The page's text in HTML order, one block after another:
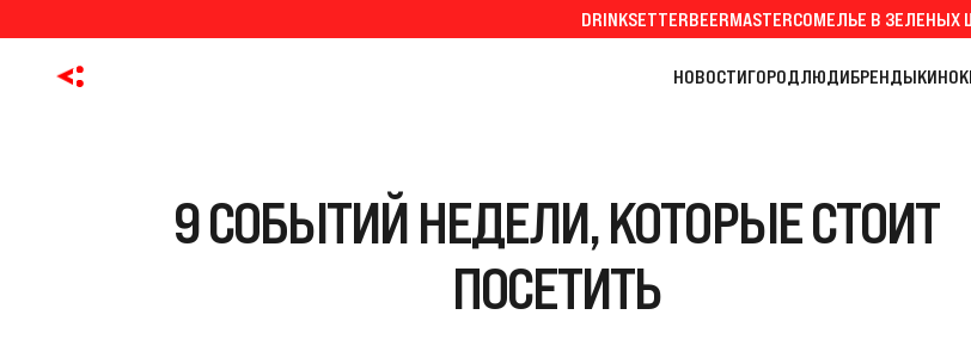
DRINKSETTERBEERMASTERСОМЕЛЬЕ В ЗЕЛЕНЫХ
НОВОСТИГОРОДЛЮДИБРЕНДЫКИНО
9 СОБЫТИЙ НЕДЕЛИ, КОТОРЫЕ СТОИТ
ПОСЕТИТЬ